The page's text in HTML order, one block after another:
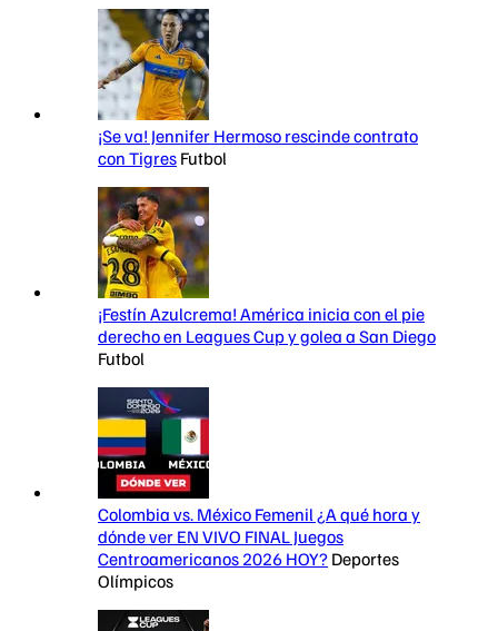
¡Se va! Jennifer Hermoso rescinde contrato
con Tigres Futbol
¡Festín Azulcrema! América inicia con el pie
derecho en Leagues Cup y golea a San Diego
Futbol
Colombia vs. México Femenil ¿A qué hora y
dónde ver EN VIVO FINAL Juegos
Centroamericanos 2026 HOY? Deportes
Olímpicos